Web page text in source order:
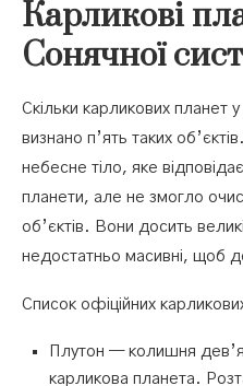
Карликові
Сонячної
Скільки карликових планет
визнано п’ять таких
небесне тіло, яке
планети, але не змогло
об’єктів. Вони досить
недостатньо масивні, щоб
Список офіційних
Плутон — колишня
карликова планета.